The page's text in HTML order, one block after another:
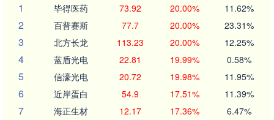
1
毕得医药 73.92 20.00% 11.62%
2 百普赛斯 77.7 20.00% 23.31%
3 北方长龙 113.23 20.00% 12.25%
4 蓝盾光电 22.81 19.99% 0.58%
5 信濠光电 20.72 19.98% 11.95%
6 近岸蛋白 54.9 17.51% 11.39%
7 海正生材 12.17 17.36% 6.47%